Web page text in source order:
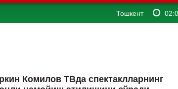
Тошкент
Комилов ТВда спектаклларнинг